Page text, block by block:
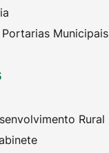
Municipais
Rural